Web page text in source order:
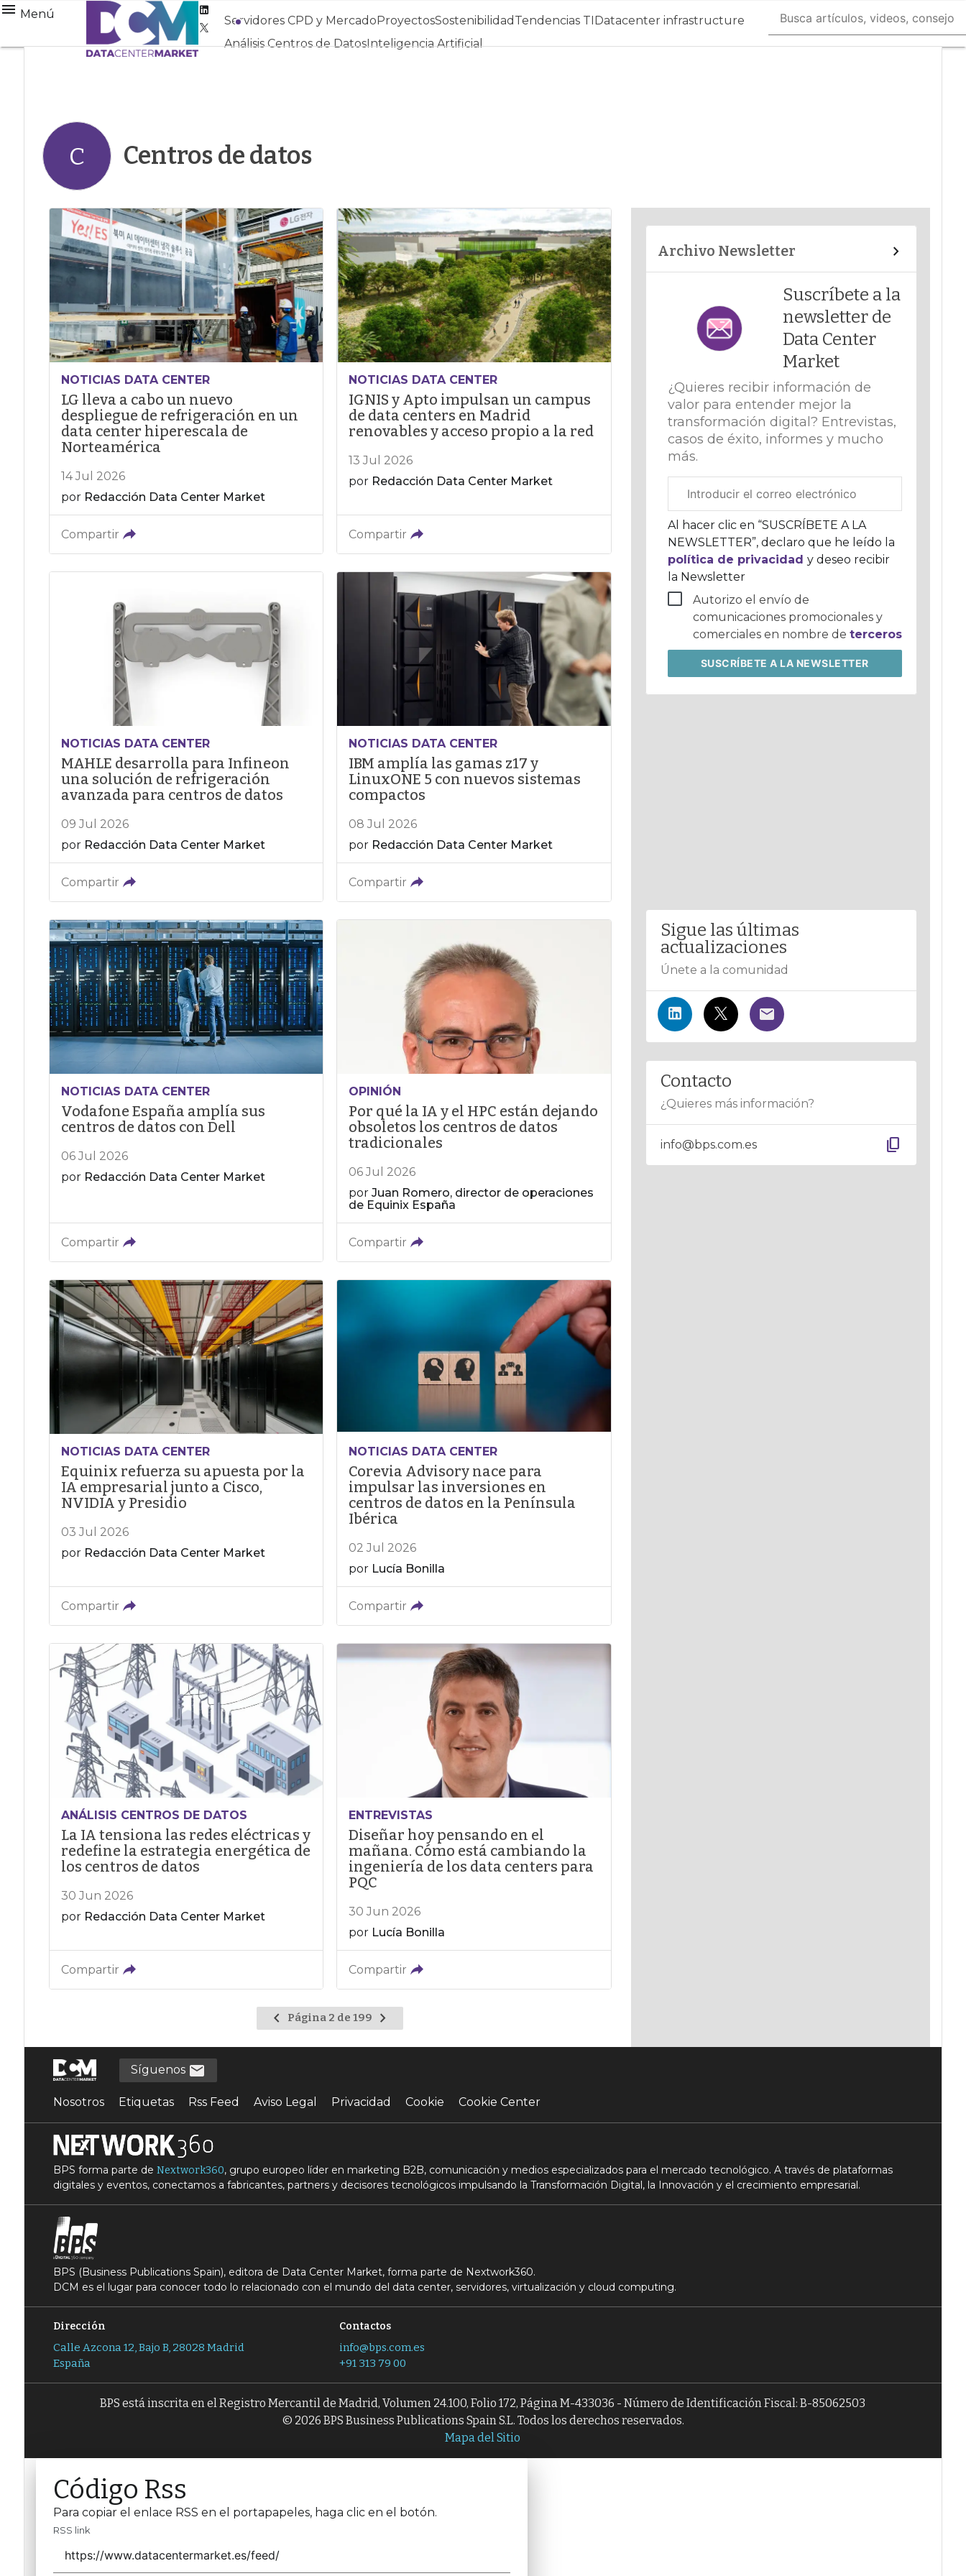
Menú
Twitter
Servidores CPD y MercadoProyectosSostenibilidad Tendencias TIDatacenter infrastructure
Análisis Centros de DatosInteligencia Artificial
C Centros de datos
NOTICIAS DATA CENTER
LG lleva a cabo un nuevo
despliegue de refrigeración en un
data center hiperescala de
Norteamérica
14 Jul 2026
por Redacción Data Center Market
Compartir
NOTICIAS DATA CENTER
IGNIS y Apto impulsan un campus
de data centers en Madrid
renovables y acceso propio a la red
13 Jul 2026
por Redacción Data Center Market
Compartir
NOTICIAS DATA CENTER
MAHLE desarrolla para Infineon
una solución de refrigeración
avanzada para centros de datos
09 Jul 2026
por Redacción Data Center Market
Compartir
NOTICIAS DATA CENTER
IBM amplía las gamas z17 y
LinuxONE 5 con nuevos sistemas
compactos
08 Jul 2026
por Redacción Data Center Market
Compartir
NOTICIAS DATA CENTER
Vodafone España amplía sus
centros de datos con Dell
06 Jul 2026
por Redacción Data Center Market
Compartir
OPINIÓN
Por qué la IA y el HPC están dejando
obsoletos los centros de datos
tradicionales
06 Jul 2026
porJuan Romero, director de operaciones
de Equinix España
Compartir
NOTICIAS DATA CENTER
Equinix refuerza su apuesta por la
IA empresarial junto a Cisco,
NVIDIA y Presidio
03 Jul 2026
por Redacción Data Center Market
Compartir
NOTICIAS DATA CENTER
Corevia Advisory nace para
impulsar las inversiones en
centros de datos en la Península
Ibérica
02 Jul 2026
por Lucía Bonilla
Compartir
ANÁLISIS CENTROS DE DATOS
La IA tensiona las redes eléctricas y
redefine la estrategia energética de
los centros de datos
30 Jun 2026
por Redacción Data Center Market
Compartir
ENTREVISTAS
Diseñar hoy pensando en el
mañana. Cómo está cambiando la
ingeniería de los data centers para
PQC
30 Jun 2026
por Lucía Bonilla
Compartir
Ir
a
la
Página 2 de 199
Ir
a
la
Archivo Newsletter
Suscríbete a la
newsletter de
Data Center
Market
¿Quieres recibir información de
valor para entender mejor la
transformación digital? Entrevistas,
casos de éxito, informes y mucho
más.
electrónico
corporativo
Al hacer clic en “SUSCRÍBETE A LA
NEWSLETTER”, declaro que he leído la
política de privacidad y deseo recibir
la Newsletter
Autorizo el envío de
comunicaciones promocionales y
comerciales en nombre de terceros
SUSCRÍBETEA LA NEWSLETTER
Sigue las últimas
actualizaciones
Únete a la comunidad
Contacto
¿Quieres más información?
info@bps.com.es content_copy
Síguenos
Nosotros Etiquetas Rss Feed Aviso Legal Privacidad Cookie Cookie Center
BPS forma parte de Nextwork360, grupo europeo líder en marketing B2B, comunicación y medios especializados para el mercado tecnológico. A través de plataformas
digitales y eventos, conectamos a fabricantes, partners y decisores tecnológicos impulsando la Transformación Digital, la Innovación y el crecimiento empresarial.
BPS (Business Publications Spain), editora de Data Center Market, forma parte de Nextwork360.
DCM es el lugar para conocer todo lo relacionado con el mundo del data center, servidores, virtualización y cloud computing.
Dirección
Calle Azcona 12, Bajo B, 28028 Madrid
España
Contactos
info@bps.com.es
+91 313 79 00
BPS está inscrita en el Registro Mercantil de Madrid, Volumen 24.100, Folio 172, Página M-433036 - Número de Identificación Fiscal: B-85062503
© 2026 BPS Business Publications Spain S.L. Todos los derechos reservados.
Mapa del Sitio
Código Rss
Para copiar el enlace RSS en el portapapeles, haga clic en el botón.
RSS link